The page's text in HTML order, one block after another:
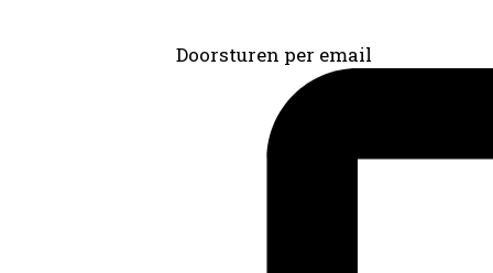
Doorsturen per email